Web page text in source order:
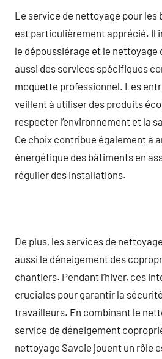
Le service de nettoyage pour les
est particulièrement apprécié. Il
le dépoussiérage et le nettoyage
aussi des services spécifiques
moquette professionnel. Les
veillent à utiliser des produits
respecter l’environnement et la
Ce choix contribue également à
énergétique des bâtiments en
régulier des installations.
De plus, les services de
aussi le déneigement des
chantiers. Pendant l’hiver, ces
cruciales pour garantir la
travailleurs. En combinant le
service de déneigement
nettoyage Savoie jouent un rôle